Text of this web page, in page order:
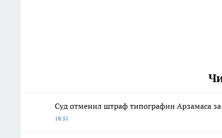
Суд отменил штраф типографии Арзамаса
19:51